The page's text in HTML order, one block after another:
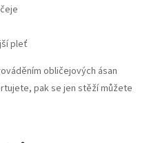
pleť
obličejových ásan
pak se jen stěží můžete